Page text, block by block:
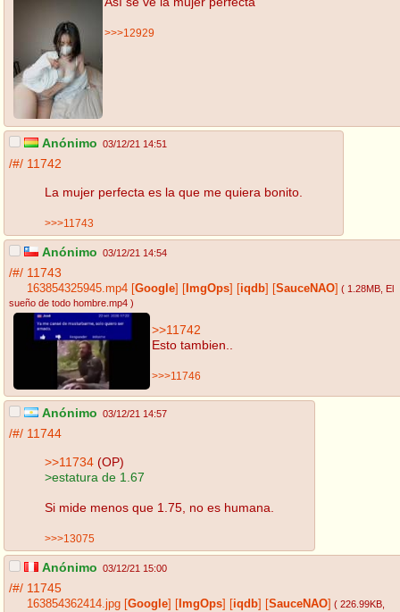
>>>12929
Anónimo 03/12/21 14:51
/#/ 11742
La mujer perfecta es la que me quiera bonito.
>>>11743
Anónimo 03/12/21 14:54
/#/ 11743
163854325945.mp4 Google ImgOps iqdb SauceNAO ( 1.28MB , El
sueño de todo hombre.mp4 )
>>11742
Esto tambien..
>>>11746
Anónimo 03/12/21 14:57
/#/ 11744
>>11734 (OP)
>estatura de 1.67
Si mide menos que 1.75, no es humana.
>>>13075
Anónimo 03/12/21 15:00
/#/ 11745
163854362414.jpg Google ImgOps iqdb SauceNAO ( 226.99KB